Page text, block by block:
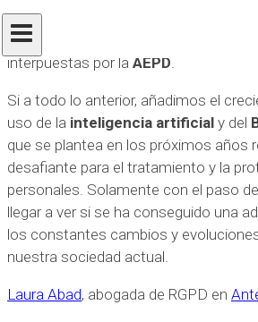
cumplimiento de esta normativa ha
recaudación de más de 50 millones
interpuestas por la AEPD
Si a todo lo anterior, añadimos el
uso de la inteligencia artificial y del
que se plantea en los próximos años
desafiante para el tratamiento y la
personales. Solamente con el paso
llegar a ver si se ha conseguido una
los constantes cambios y
nuestra sociedad actual.
Laura Abad, abogada de RGPD en